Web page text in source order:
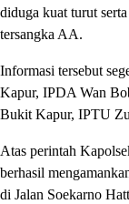
diduga kuat turut
tersangka AA.
Informasi tersebut
Kapur, IPDA Wan
Bukit Kapur, IPTU
Atas perintah
berhasil
di Jalan Soekarno